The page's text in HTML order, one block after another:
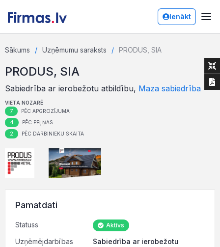
Ienākt
Sākums Uzņēmumu saraksts PRODUS, SIA
PRODUS, SIA
Sabiedrība ar ierobežotu atbildību, Maza sabiedrība
VIETA NOZARĒ
7 PĒC APGROZĪJUMA
4 PĒC PEĻŅAS
2 PĒC DARBINIEKU SKAITA
Pamatdati
Statuss Aktīvs
Uzņēmējdarbības
Sabiedrība ar ierobežotu